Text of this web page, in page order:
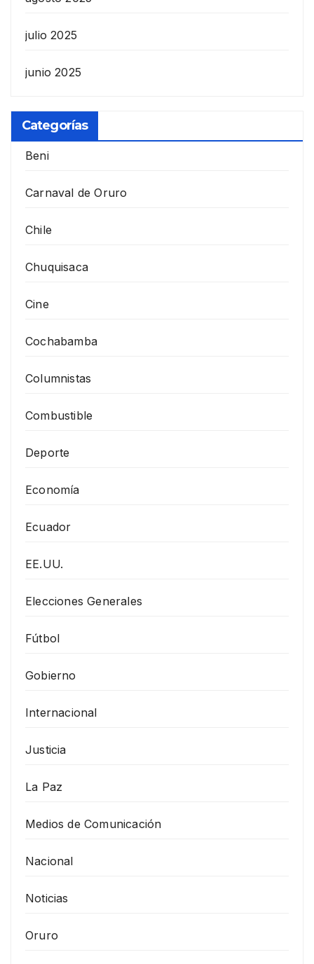
julio 2025
junio 2025
Categorías
Beni
Carnaval de Oruro
Chile
Chuquisaca
Cine
Cochabamba
Columnistas
Combustible
Deporte
Economía
Ecuador
EE.UU.
Elecciones Generales
Fútbol
Gobierno
Internacional
Justicia
La Paz
Medios de Comunicación
Nacional
Noticias
Oruro